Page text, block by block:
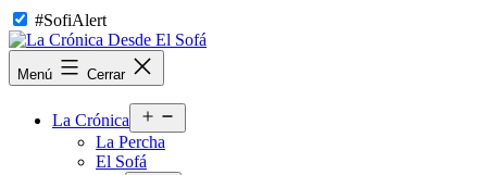
Saltar
al
contenido
#SofiAlert
La
Crónica
Menú Cerrar
La Crónica
el
La Percha
El Sofá